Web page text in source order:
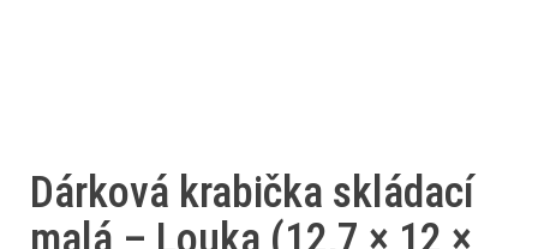
Dárková krabička skládací